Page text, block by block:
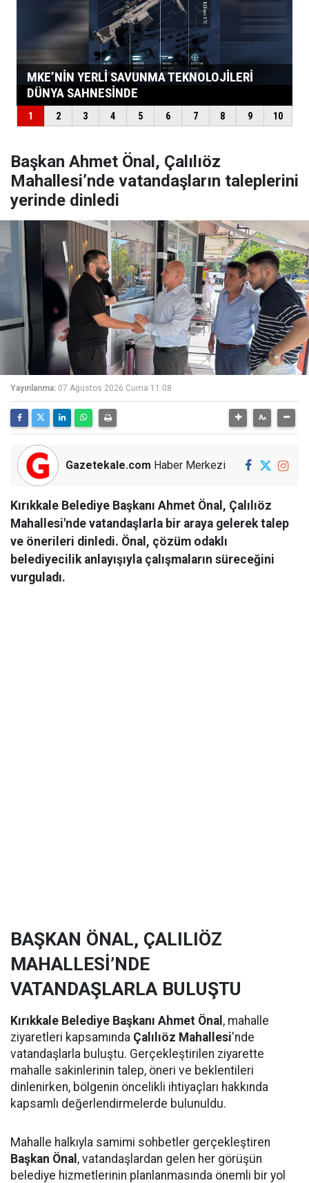
Başkan Ahmet Önal, Çalılıöz
Mahallesi’nde vatandaşların taleplerini
yerinde dinledi
Yayınlanma: 07 Ağustos 2026 Cuma 11:08
Gazetekale.com Haber Merkezi
Kırıkkale Belediye Başkanı Ahmet Önal, Çalılıöz
Mahallesi'nde vatandaşlarla bir araya gelerek talep
ve önerileri dinledi. Önal, çözüm odaklı
belediyecilik anlayışıyla çalışmaların süreceğini
vurguladı.
BAŞKAN ÖNAL, ÇALILIÖZ
MAHALLESİ’NDE
VATANDAŞLARLA BULUŞTU
Kırıkkale Belediye Başkanı Ahmet Önal , mahalle
ziyaretleri kapsamında Çalılıöz Mahallesi'nde
vatandaşlarla buluştu. Gerçekleştirilen ziyarette
mahalle sakinlerinin talep, öneri ve beklentileri
dinlenirken, bölgenin öncelikli ihtiyaçları hakkında
kapsamlı değerlendirmelerde bulunuldu.
Mahalle halkıyla samimi sohbetler gerçekleştiren
Başkan Önal , vatandaşlardan gelen her görüşün
belediye hizmetlerinin planlanmasında önemli bir yol